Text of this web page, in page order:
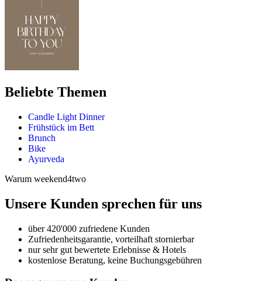
Beliebte Themen
Candle Light Dinner
Frühstück im Bett
Brunch
Bike
Ayurveda
Warum weekend4two
Unsere Kunden sprechen für uns
über 420'000 zufriedene Kunden
Zufriedenheitsgarantie, vorteilhaft stornierbar
nur sehr gut bewertete Erlebnisse & Hotels
kostenlose Beratung, keine Buchungsgebühren